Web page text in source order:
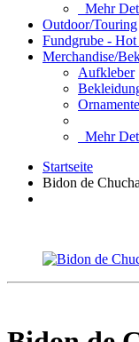
Mehr
Outdoor/Touring
Fundgrube -
Merchandise/
Aufkleber
Mehr
Startseite
Bidon de